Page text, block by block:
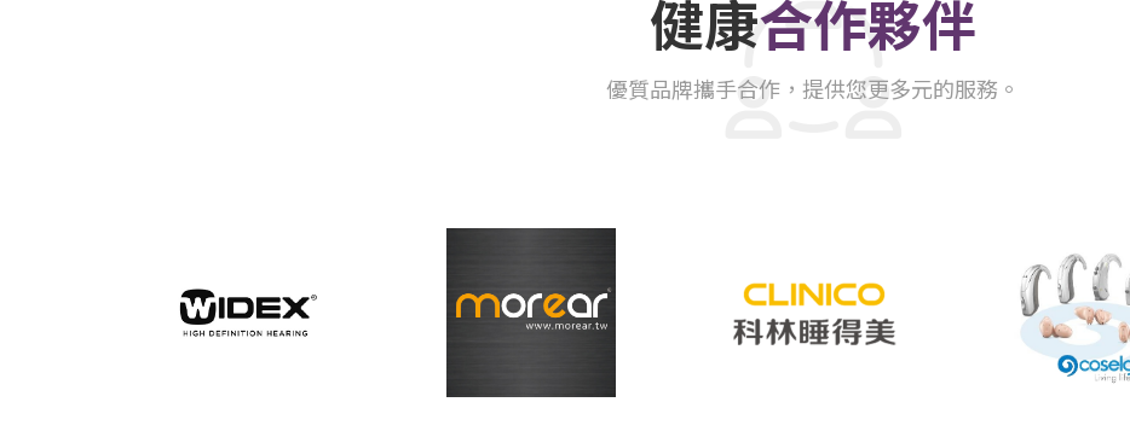
健康合作夥伴
優質品牌攜手合作，提供您更多元的服務。